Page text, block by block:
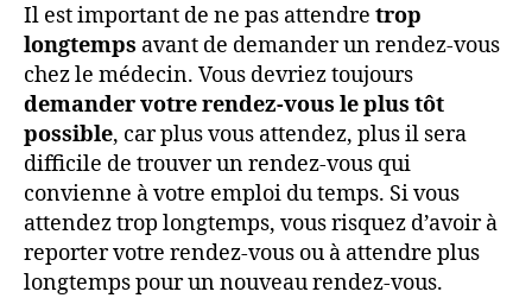
Il est important de ne pas attendre trop
longtemps avant de demander un rendez-vous
chez le médecin. Vous devriez toujours
demander votre rendez-vous le plus tôt
possible, car plus vous attendez, plus il sera
difficile de trouver un rendez-vous qui
convienne à votre emploi du temps. Si vous
attendez trop longtemps, vous risquez d’avoir à
reporter votre rendez-vous ou à attendre plus
longtemps pour un nouveau rendez-vous.